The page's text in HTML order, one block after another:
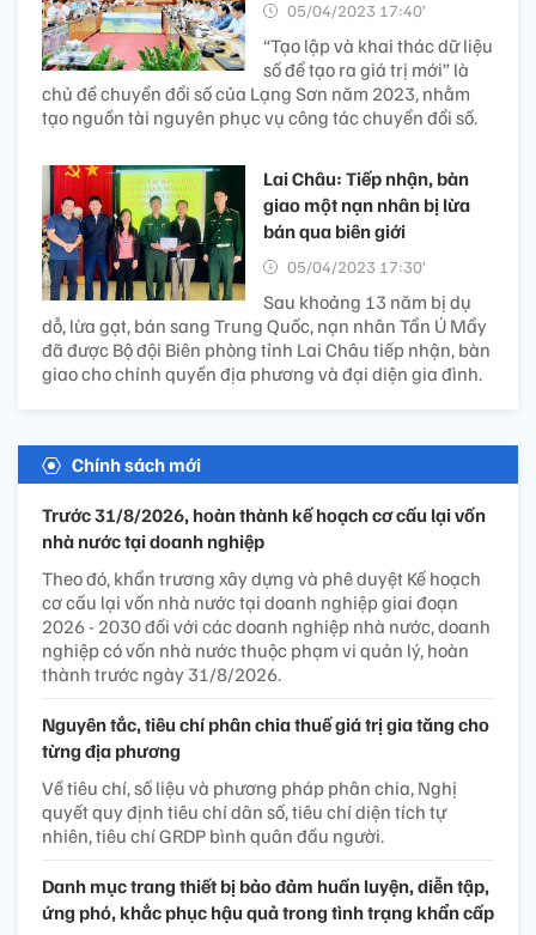
05/04/2023 17:40’
“Tạo lập và khai thác dữ liệu
số để tạo ra giá trị mới” là
chủ đề chuyển đổi số của Lạng Sơn năm 2023, nhằm
tạo nguồn tài nguyên phục vụ công tác chuyển đổi số.
Lai Châu: Tiếp nhận, bàn
giao một nạn nhân bị lừa
bán qua biên giới
05/04/2023 17:30’
Sau khoảng 13 năm bị dụ
dỗ, lừa gạt, bán sang Trung Quốc, nạn nhân Tẩn Ú Mẩy
đã được Bộ đội Biên phòng tỉnh Lai Châu tiếp nhận, bàn
giao cho chính quyền địa phương và đại diện gia đình.
Chính sách mới
Trước 31/8/2026, hoàn thành kế hoạch cơ cấu lại vốn
nhà nước tại doanh nghiệp
Theo đó, khẩn trương xây dựng và phê duyệt Kế hoạch
cơ cấu lại vốn nhà nước tại doanh nghiệp giai đoạn
2026 - 2030 đối với các doanh nghiệp nhà nước, doanh
nghiệp có vốn nhà nước thuộc phạm vi quản lý, hoàn
thành trước ngày 31/8/2026.
Nguyên tắc, tiêu chí phân chia thuế giá trị gia tăng cho
từng địa phương
Về tiêu chí, số liệu và phương pháp phân chia, Nghị
quyết quy định tiêu chí dân số, tiêu chí diện tích tự
nhiên, tiêu chí GRDP bình quân đầu người.
Danh mục trang thiết bị bảo đảm huấn luyện, diễn tập,
ứng phó, khắc phục hậu quả trong tình trạng khẩn cấp